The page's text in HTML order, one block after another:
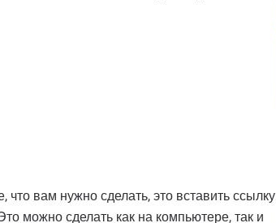
вам нужно сделать, это вставить ссылку
можно сделать как на компьютере, так и